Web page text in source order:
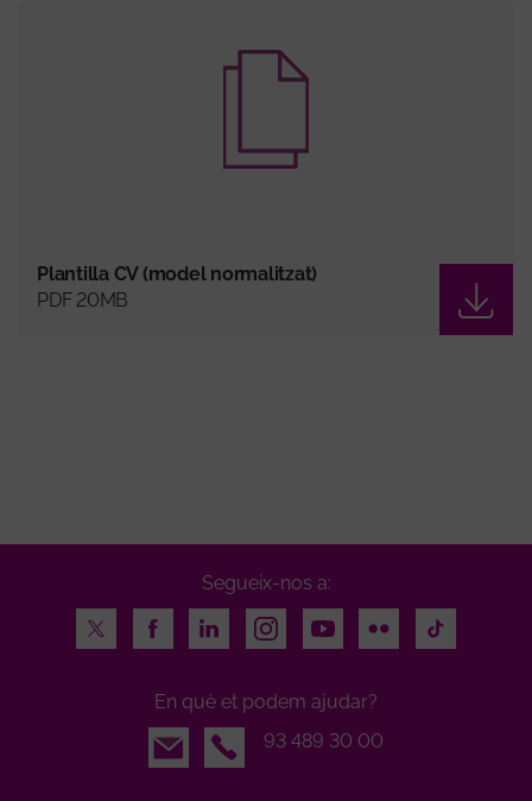
Plantilla CV (model normalitzat)
PDF 20MB
Segueix-nos a:
Twitter
FacebookLinkedInInstagramYoutubeFlickr TikTok
En què et podem ajudar?
Email
93 489 30 00